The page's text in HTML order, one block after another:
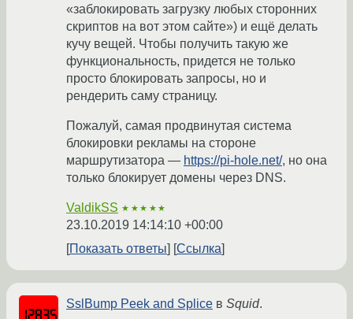
«заблокировать загрузку любых сторонних
скриптов на вот этом сайте») и ещё делать
кучу вещей. Чтобы получить такую же
функциональность, придется не только
просто блокировать запросы, но и
рендерить саму страницу.
Пожалуй, самая продвинутая система
блокировки рекламы на стороне
маршрутизатора — https://pi-hole.net/, но она
только блокирует домены через DNS.
ValdikSS ★★★★★
23.10.2019 14:14:10 +00:00
Показать ответы
Ссылка
SslBump Peek and Splice в Squid.